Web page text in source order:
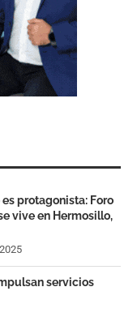
es protagonista: Foro
vive en Hermosillo,
servicios